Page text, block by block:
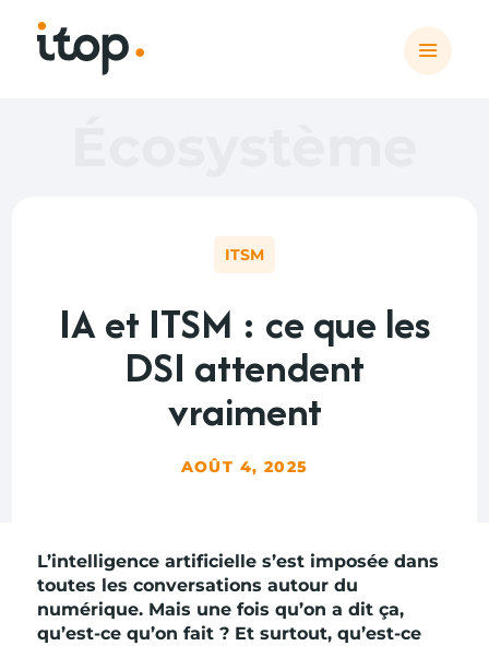
ITSM
IA et ITSM : ce que les
DSI attendent
vraiment
AOÛT 4, 2025
L’intelligence artificielle s’est imposée dans
toutes les conversations autour du
numérique. Mais une fois qu’on a dit ça,
qu’est-ce qu’on fait ? Et surtout, qu’est-ce